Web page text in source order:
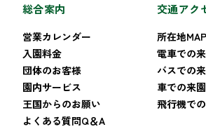
総合案内
営業カレンダー
入園料金
団体のお客様
園内サービス
王国からのお願い
よくある質問Q＆A
交通アク
所在地MAP
電車での
バスでの
車での来園
飛行機で